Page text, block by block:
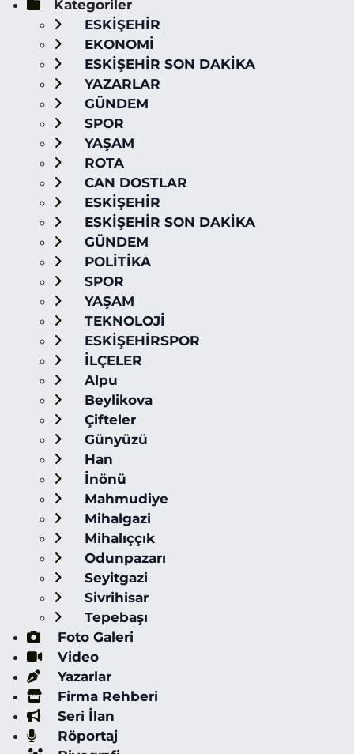
Kategoriler
ESKİŞEHİR
EKONOMİ
ESKİŞEHİR SON DAKİKA
YAZARLAR
GÜNDEM
SPOR
YAŞAM
ROTA
CAN DOSTLAR
ESKİŞEHİR
ESKİŞEHİR SON DAKİKA
GÜNDEM
POLİTİKA
SPOR
YAŞAM
TEKNOLOJİ
ESKİŞEHİRSPOR
İLÇELER
Alpu
Beylikova
Çifteler
Günyüzü
Han
İnönü
Mahmudiye
Mihalgazi
Mihalıççık
Odunpazarı
Seyitgazi
Sivrihisar
Tepebaşı
Foto Galeri
Video
Yazarlar
Firma Rehberi
Seri İlan
Röportaj